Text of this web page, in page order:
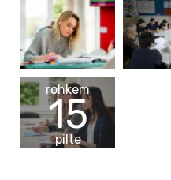
rohkem
15
pilte